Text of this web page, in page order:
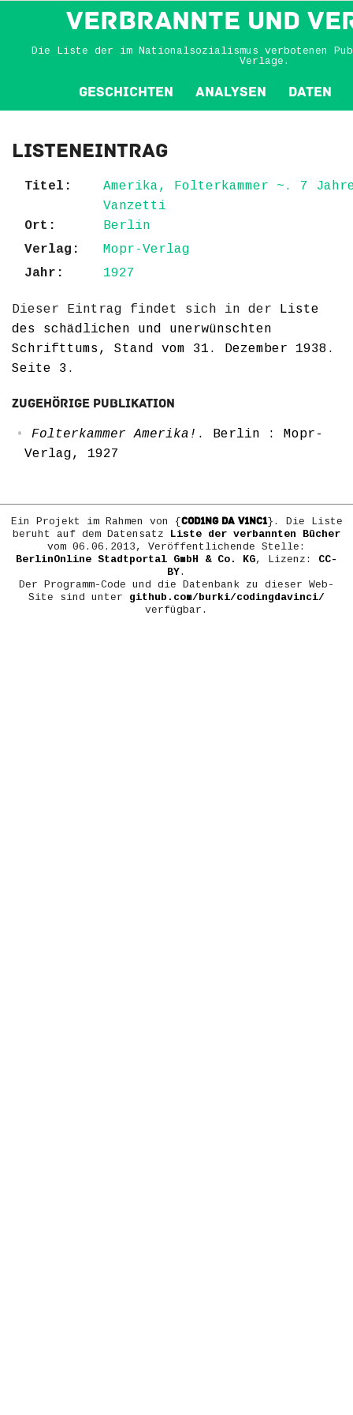
VERBRANNTE und
Die Liste der im Nationalsozialismus verbotenen
Verlage.
Geschichten Analysen Daten
Listeneintrag
Titel:
Amerika, Folterkammer ~. 7
Vanzetti
Ort:
Berlin
Verlag:
Mopr-Verlag
Jahr:
1927
Dieser Eintrag findet sich in der
Liste
des schädlichen und unerwünschten
Schrifttums, Stand vom 31. Dezember 1938 .
Seite 3 .
Zugehörige Publikation
Folterkammer Amerika! . Berlin : Mopr-
Verlag, 1927
Ein Projekt im Rahmen von {COD1NG DA V1NC1}. Die Liste
beruht auf dem Datensatz Liste der verbannten Bücher
vom 06.06.2013, Veröffentlichende Stelle:
BerlinOnline Stadtportal GmbH & Co. KG, Lizenz: CC-
BY.
Der Programm-Code und die Datenbank zu dieser Web-
Site sind unter github.com/burki/codingdavinci/
verfügbar.